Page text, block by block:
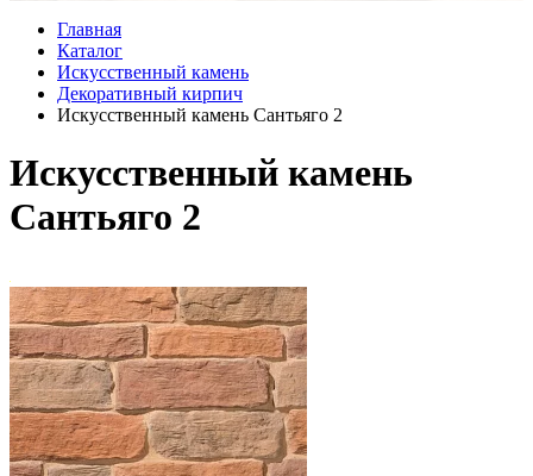
Главная
Каталог
Искусственный камень
Декоративный кирпич
Искусственный камень Сантьяго 2
Искусственный камень
Сантьяго 2